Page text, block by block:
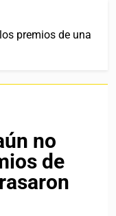
premios de una
no
de